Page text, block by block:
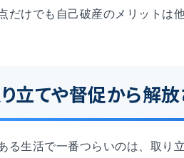
だけでも自己破産のメリットは
立てや督促から解
る生活で一番つらいのは、取り